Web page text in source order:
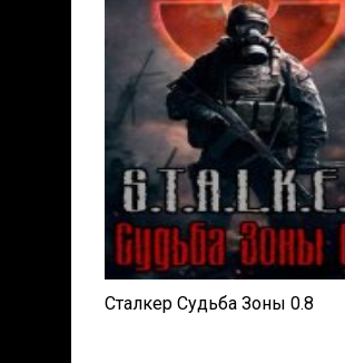
Сталкер Судьба Зоны 0.8